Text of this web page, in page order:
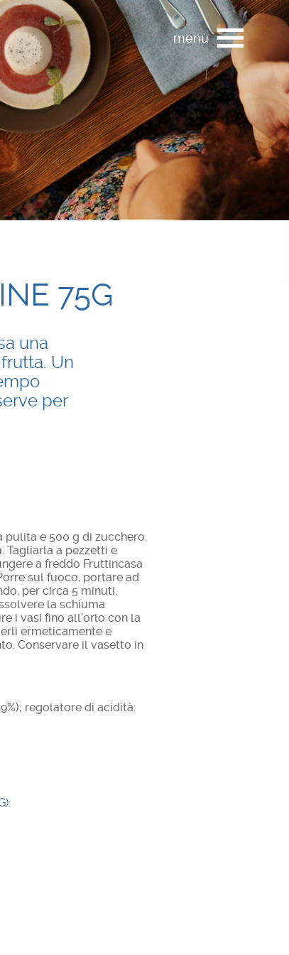
menù
75G
una
Un
per
pulita e 500 g di zucchero.
Tagliarla a pezzetti e
a freddo Fruttincasa
sul fuoco, portare ad
per circa 5 minuti.
la schiuma
i vasi fino all’orlo con la
ermeticamente e
Conservare il vasetto in
regolatore di acidità: